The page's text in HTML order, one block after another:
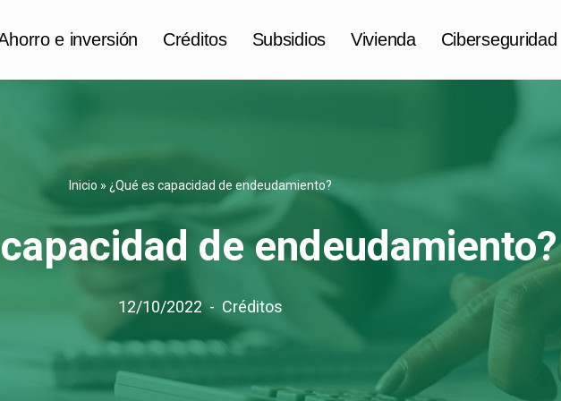
e inversión Créditos Subsidios Vivienda Ciberseguridad
Inicio » ¿Qué es capacidad de endeudamiento?
de endeudamiento?
12/10/2022 Créditos